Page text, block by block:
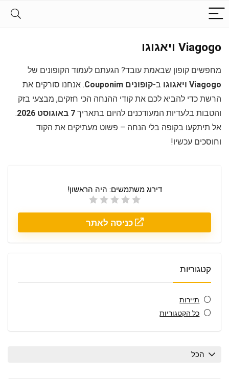
Viagogo ויאגוגו
מחפשים קופון שבאמת עובד? הגעתם לעמוד הקופונים של
Viagogo ויאגוגו
ב-קופונים Couponim
. אנחנו סורקים את
הרשת כדי להביא לכם את קודי ההנחה הכי חזקים, מבצעי בזק
והטבות בלעדיות המעודכנים להיום בתאריך 7 באוגוסט 2026
.
אל תיתקעו בקופה בלי הנחה – פשוט מעתיקים את הקוד
וחוסכים עכשיו!
דירוג משתמשים: היה הראשון!
כניסה לאתר
קטגוריות
תיירות
כל הקטגוריות
הכל